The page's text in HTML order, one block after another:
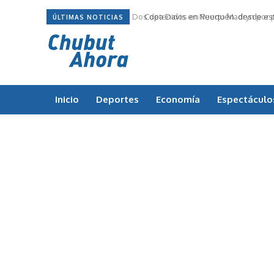
ÚLTIMAS NOTICIAS Dos detenidos en Puerto Madryn por
Copa Davis en Neuquén: desde
Inicio Deportes Economía